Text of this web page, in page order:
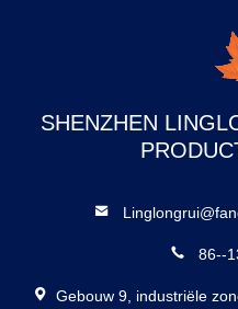
SHENZHEN
86--
Gebouw 9, industriële